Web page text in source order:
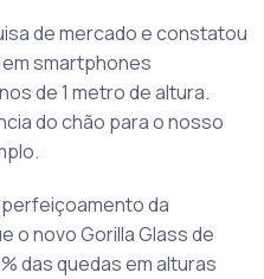
de mercado e constatou
smartphones
de 1 metro de altura.
do chão para o nosso
da
o novo Gorilla Glass de
das quedas em alturas